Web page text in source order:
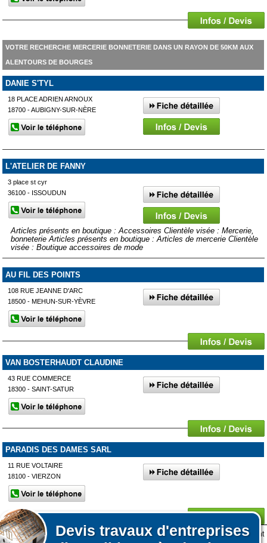
Devis travaux d'entreprises
VOTRE RECHERCHE MERCERIE BONNETERIE DANS UN RAYON DE 50KM AUX
ALENTOURS DE BOURGES
DANIE S'TYL
18 PLACE ADRIEN ARNOUX
18700 - AUBIGNY-SUR-NÈRE
L'ATELIER DE FANNY
3 place st cyr
36100 - ISSOUDUN
Articles présents en boutique : Accessoires Clientèle visée : Mercerie,
bonneterie Articles présents en boutique : Articles de mercerie Clientèle
visée : Boutique accessoires de mode
AU FIL DES POINTS
108 RUE JEANNE D'ARC
18500 - MEHUN-SUR-YÈVRE
VAN BOSTERHAUDT CLAUDINE
43 RUE COMMERCE
18300 - SAINT-SATUR
PARADIS DES DAMES SARL
11 RUE VOLTAIRE
18100 - VIERZON
Lors de votre visite sur notre site des fichiers informatiques nommés cookies sont